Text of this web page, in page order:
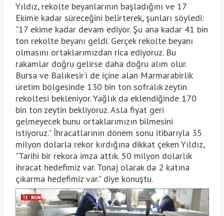
Yıldız, rekolte beyanlarının başladığını ve 17
Ekim’e kadar süreceğini belirterek, şunları söyledi:
"17 ekime kadar devam ediyor. Şu ana kadar 41 bin
ton rekolte beyanı geldi. Gerçek rekolte beyanı
olmasını ortaklarımızdan rica ediyoruz. Bu
rakamlar doğru gelirse daha doğru alım olur.
Bursa ve Balıkesir’i de içine alan Marmarabirlik
üretim bölgesinde 130 bin ton sofralık zeytin
rekoltesi bekleniyor. Yağlık da eklendiğinde 170
bin ton zeytin bekliyoruz. Asla fiyat geri
gelmeyecek bunu ortaklarımızın bilmesini
istiyoruz." İhracatlarının dönem sonu itibarıyla 35
milyon dolarla rekor kırdığına dikkat çeken Yıldız,
"Tarihi bir rekora imza attık. 50 milyon dolarlık
ihracat hedefimiz var. Tonaj olarak da 2 katına
çıkarma hedefimiz var." diye konuştu.